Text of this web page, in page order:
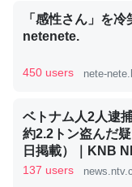
論文では「淡水は
利だから両方が拮
いる鋏角類（カブ
ずキチンを強化し
「感性さん」を
netenete.
450 users nete-
ベトナム人2人逮
約2.2トン盗んだ
日掲載）｜KNB
137 users